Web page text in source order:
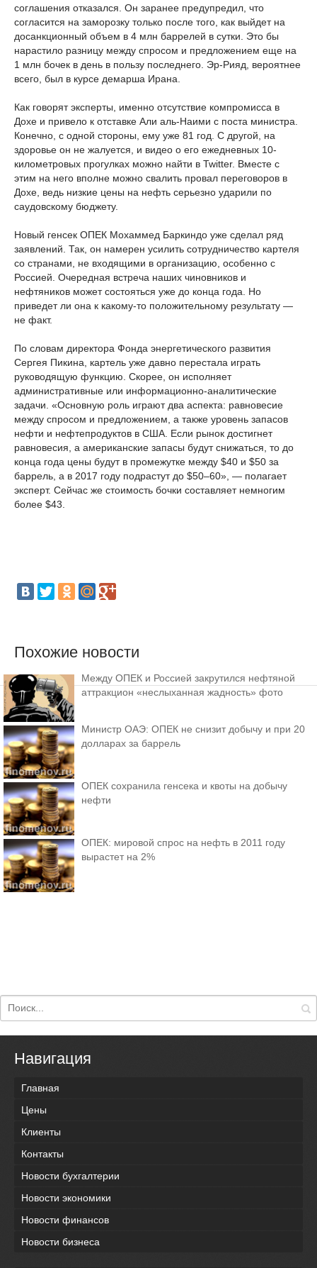
соглашения отказался. Он заранее предупредил, что
согласится на заморозку только после того, как выйдет на
досанкционный объем в 4 млн баррелей в сутки. Это бы
нарастило разницу между спросом и предложением еще на
1 млн бочек в день в пользу последнего. Эр-Рияд, вероятнее
всего, был в курсе демарша Ирана.
Как говорят эксперты, именно отсутствие компромисса в
Дохе и привело к отставке Али аль-Наими с поста министра.
Конечно, с одной стороны, ему уже 81 год. С другой, на
здоровье он не жалуется, и видео о его ежедневных 10-
километровых прогулках можно найти в Twitter. Вместе с
этим на него вполне можно свалить провал переговоров в
Дохе, ведь низкие цены на нефть серьезно ударили по
саудовскому бюджету.
Новый генсек ОПЕК Мохаммед Баркиндо уже сделал ряд
заявлений. Так, он намерен усилить сотрудничество картеля
со странами, не входящими в организацию, особенно с
Россией. Очередная встреча наших чиновников и
нефтяников может состояться уже до конца года. Но
приведет ли она к какому-то положительному результату —
не факт.
По словам директора Фонда энергетического развития
Сергея Пикина, картель уже давно перестала играть
руководящую функцию. Скорее, он исполняет
административные или информационно-аналитические
задачи. «Основную роль играют два аспекта: равновесие
между спросом и предложением, а также уровень запасов
нефти и нефтепродуктов в США. Если рынок достигнет
равновесия, а американские запасы будут снижаться, то до
конца года цены будут в промежутке между $40 и $50 за
баррель, а в 2017 году подрастут до $50–60», — полагает
эксперт. Сейчас же стоимость бочки составляет немногим
более $43.
Похожие новости
Между ОПЕК и Россией закрутился нефтяной
аттракцион «неслыханная жадность» фото
Министр ОАЭ: ОПЕК не снизит добычу и при 20
долларах за баррель
ОПЕК сохранила генсека и квоты на добычу
нефти
ОПЕК: мировой спрос на нефть в 2011 году
вырастет на 2%
Навигация
Главная
Цены
Клиенты
Контакты
Новости бухгалтерии
Новости экономики
Новости финансов
Новости бизнеса